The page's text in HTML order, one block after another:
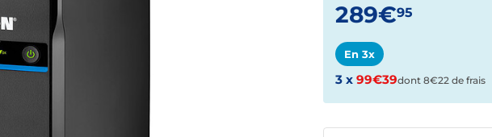
289€95
En 3x
3 x 99€39dont 8€22 de frais